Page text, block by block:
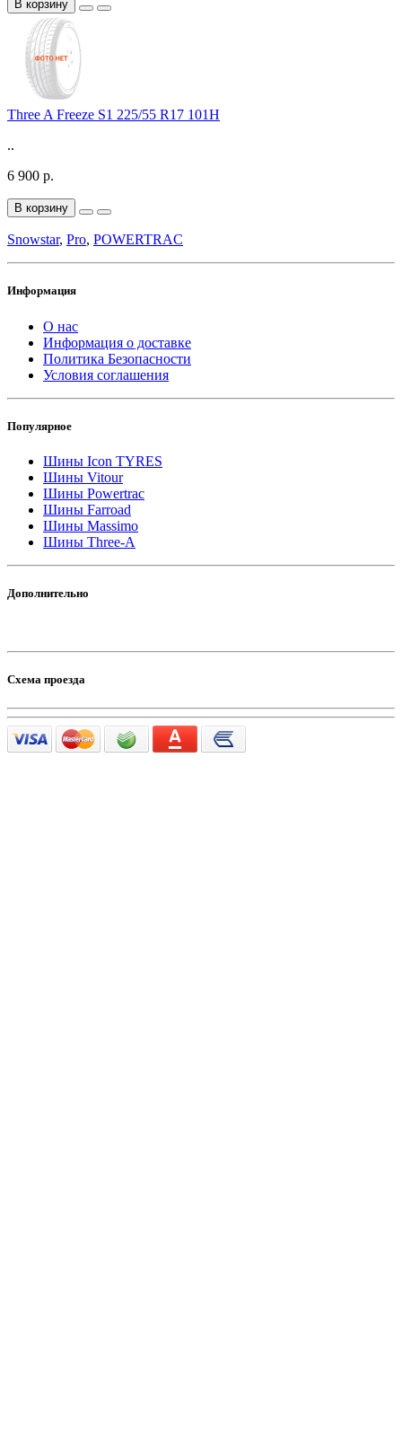
В корзину
Three A Freeze S1 225/55 R17 101H
..
6 900 р.
В корзину
Snowstar, Pro, POWERTRAC
Информация
О нас
Информация о доставке
Политика Безопасности
Условия соглашения
Популярное
Шины Icon TYRES
Шины Vitour
Шины Powertrac
Шины Farroad
Шины Massimo
Шины Three-A
Дополнительно
Схема проезда